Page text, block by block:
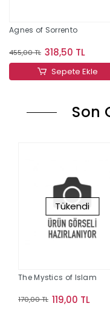
Agnes of Sorrento
455,00 TL 318,50 TL
Sepete Ekle
Son
Tükendi
The Mystics of Islam
170,00 TL 119,00 TL